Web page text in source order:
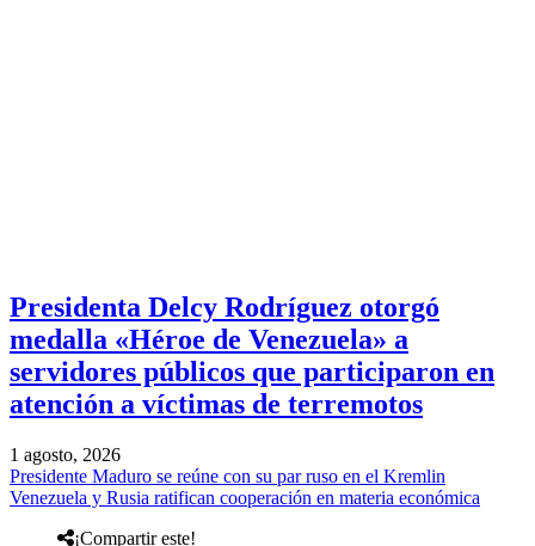
Presidenta Delcy Rodríguez otorgó
medalla «Héroe de Venezuela» a
servidores públicos que participaron en
atención a víctimas de terremotos
1 agosto, 2026
Presidente Maduro se reúne con su par ruso en el Kremlin
Venezuela y Rusia ratifican cooperación en materia económica
¡Compartir este!